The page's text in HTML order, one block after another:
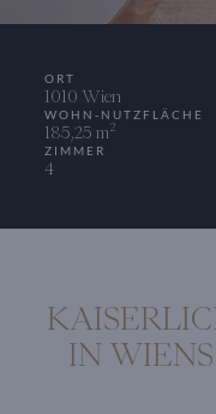
ORT
1010 Wien
WOHN-NUTZFLÄCHE
185,25 m 2
ZIMMER
4
IN